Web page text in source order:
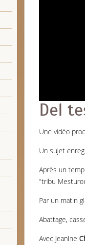
Del
Une vidéo
Un sujet
Après un
"tribu
Par un matin
Abattage,
Avec Jeanine